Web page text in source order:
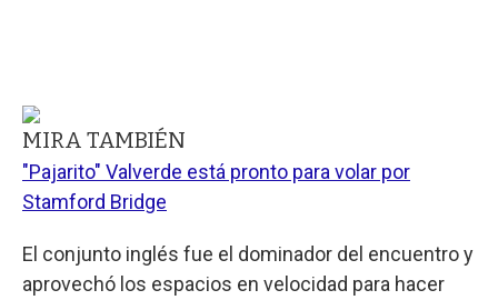
MIRA TAMBIÉN
"Pajarito" Valverde está pronto para volar por
Stamford Bridge
El conjunto inglés fue el dominador del encuentro y
aprovechó los espacios en velocidad para hacer